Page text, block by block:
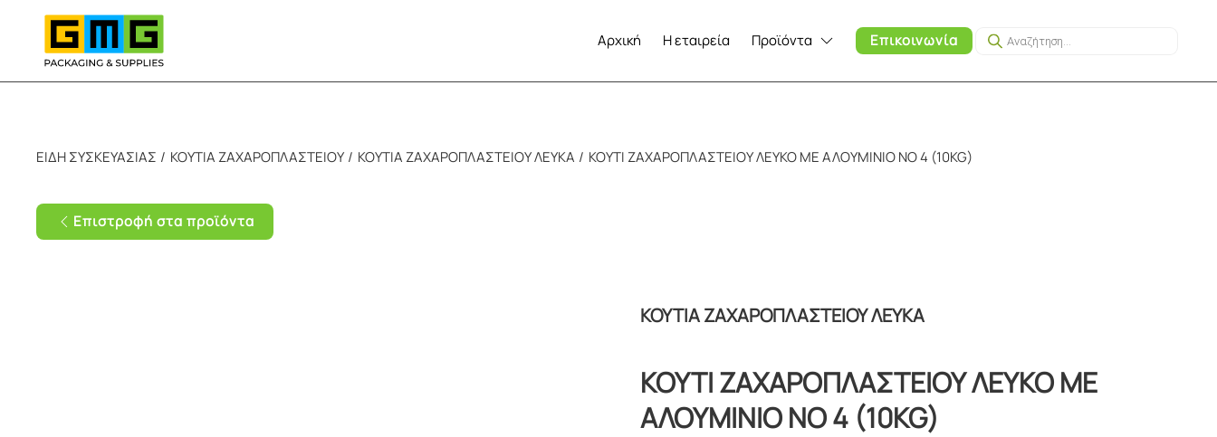
Skip to main content
Αρχική Η εταιρεία Προϊόντα Επικοινωνία Products
search
ΕΙΔΗ ΣΥΣΚΕΥΑΣΙΑΣ ΚΟΥΤΙΑ ΖΑΧΑΡΟΠΛΑΣΤΕΙΟΥ ΚΟΥΤΙΑ ΖΑΧΑΡΟΠΛΑΣΤΕΙΟΥ ΛΕΥΚΑ ΚΟΥΤΙ ΖΑΧΑΡΟΠΛΑΣΤΕΙΟΥ ΛΕΥΚΟ ΜΕ ΑΛΟΥΜΙΝΙΟ ΝΟ 4 (10KG)
Επιστροφή στα προϊόντα
ΚΟΥΤΙΑ ΖΑΧΑΡΟΠΛΑΣΤΕΙΟΥ ΛΕΥΚΑ
ΚΟΥΤΙ ΖΑΧΑΡΟΠΛΑΣΤΕΙΟΥ ΛΕΥΚΟ ΜΕ
ΑΛΟΥΜΙΝΙΟ ΝΟ 4 (10KG)